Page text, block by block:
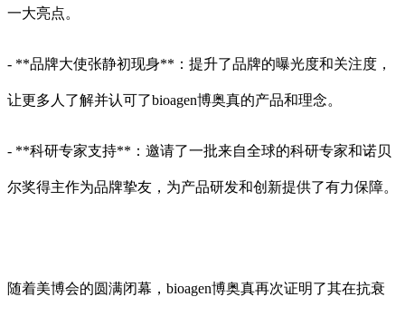
一大亮点。
- **品牌大使张静初现身**：提升了品牌的曝光度和关注度，
让更多人了解并认可了bioagen博奥真的产品和理念。
- **科研专家支持**：邀请了一批来自全球的科研专家和诺贝
尔奖得主作为品牌挚友，为产品研发和创新提供了有力保障。
随着美博会的圆满闭幕，bioagen博奥真再次证明了其在抗衰